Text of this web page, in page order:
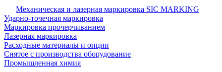
Механическая и лазерная маркировка SIC MARKING
Ударно-точечная маркировка
Маркировка прочерчиванием
Лазерная маркировка
Расходные материалы и опции
Снятое с производства оборудование
Промышленная химия